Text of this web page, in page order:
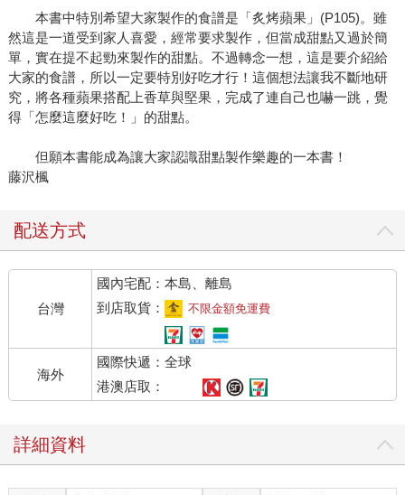
本書中特別希望大家製作的食譜是「炙烤蘋果」(P105)。雖
然這是一道受到家人喜愛，經常要求製作，但當成甜點又過於簡
單，實在提不起勁來製作的甜點。不過轉念一想，這是要介紹給
大家的食譜，所以一定要特別好吃才行！這個想法讓我不斷地研
究，將各種蘋果搭配上香草與堅果，完成了連自己也嚇一跳，覺
得「怎麼這麼好吃！」的甜點。
但願本書能成為讓大家認識甜點製作樂趣的一本書！
藤沢楓
配送方式
台灣
國內宅配：本島、離島
到店取貨：
不限金額免運費
海外
國際快遞：全球
港澳店取：
詳細資料